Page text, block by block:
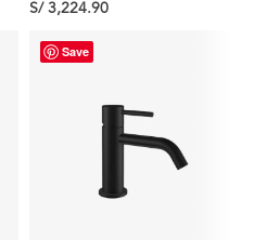
empotrable con rebose
S/3,224.90
Save